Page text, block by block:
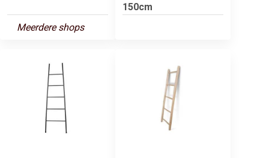
Meerdere shops
150cm